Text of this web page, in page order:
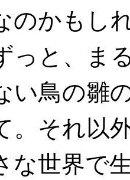
のかもし
っと、ま
い鳥の雛
。それ以
な世界で